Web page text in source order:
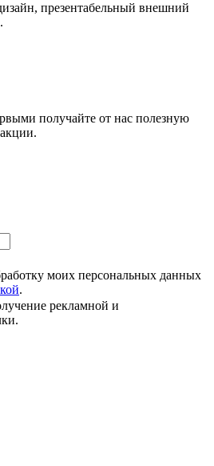
презентабельный внешний
получайте от нас полезную
моих персональных данных
.
рекламной и